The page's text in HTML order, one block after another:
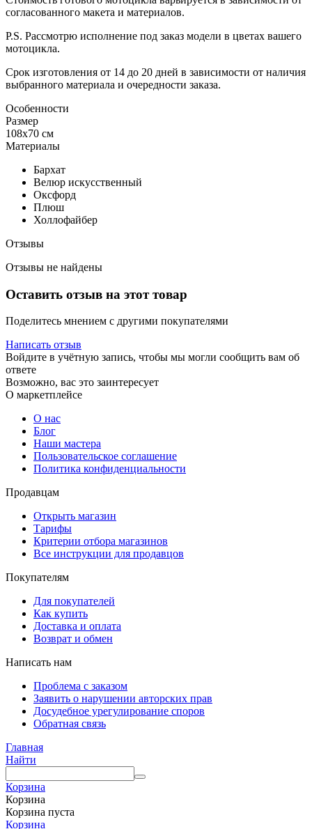
согласованного макета и материалов.
P.S. Рассмотрю исполнение под заказ модели в цветах вашего
мотоцикла.
Срок изготовления от 14 до 20 дней в зависимости от наличия
выбранного материала и очередности заказа.
Особенности
Размер
108х70 см
Материалы
Бархат
Велюр искусственный
Оксфорд
Плюш
Холлофайбер
Отзывы
Отзывы не найдены
Оставить отзыв на этот товар
Поделитесь мнением с другими покупателями
Написать отзыв
Войдите в учётную запись, чтобы мы могли сообщить вам об
ответе
Возможно, вас это заинтересует
О маркетплейсе
О нас
Блог
Наши мастера
Пользовательское соглашение
Политика конфиденциальности
Продавцам
Открыть магазин
Тарифы
Критерии отбора магазинов
Все инструкции для продавцов
Покупателям
Для покупателей
Как купить
Доставка и оплата
Возврат и обмен
Написать нам
Проблема с заказом
Заявить о нарушении авторских прав
Досудебное урегулирование споров
Обратная связь
Главная
Найти
Корзина
Корзина
Корзина пуста
Корзина